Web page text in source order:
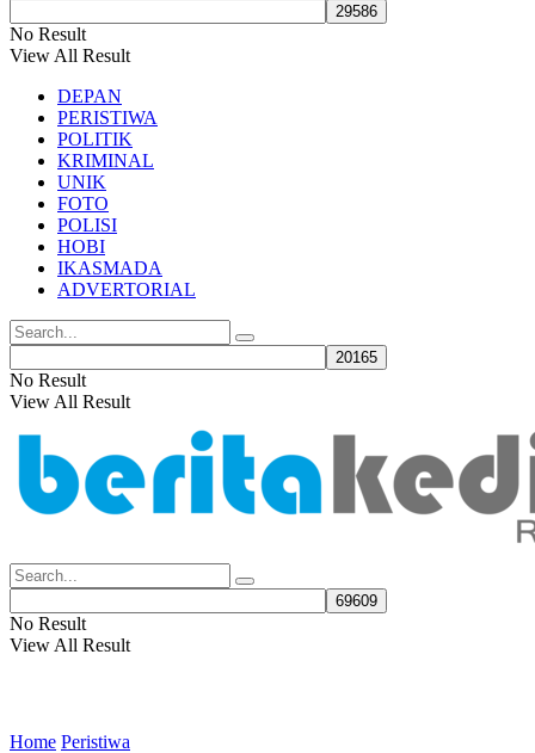
No Result
View All Result
DEPAN
PERISTIWA
POLITIK
KRIMINAL
UNIK
FOTO
POLISI
HOBI
IKASMADA
ADVERTORIAL
No Result
View All Result
No Result
View All Result
Home Peristiwa